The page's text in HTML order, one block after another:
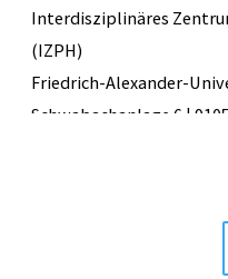
Interdisziplinäres
(IZPH)
Friedrich-Alexander-
Schwabachanlage 6 |